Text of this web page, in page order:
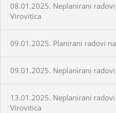
08.01.2025. Neplanirani
Virovitica
09.01.2025. Planirani radovi
09.01.2025. Neplanirani
13.01.2025. Neplanirani
Virovitica